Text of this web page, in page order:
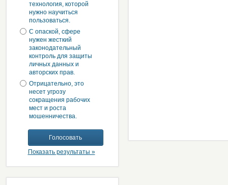
технология, которой
нужно научиться
пользоваться.
С опаской, сфере
нужен жесткий
законодательный
контроль для защиты
личных данных и
авторских прав.
Отрицательно, это
несет угрозу
сокращения рабочих
мест и роста
мошенничества.
Показать результаты »